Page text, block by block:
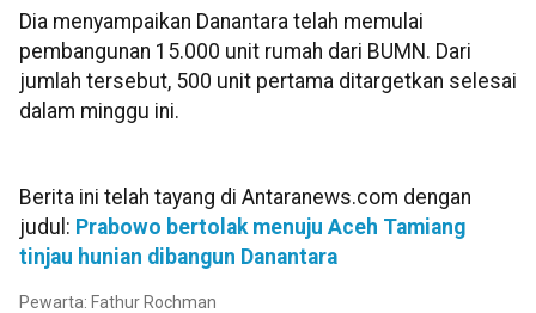
Dia menyampaikan Danantara telah memulai
pembangunan 15.000 unit rumah dari BUMN. Dari
jumlah tersebut, 500 unit pertama ditargetkan selesai
dalam minggu ini.
Berita ini telah tayang di Antaranews.com dengan
judul: Prabowo bertolak menuju Aceh Tamiang
tinjau hunian dibangun Danantara
Pewarta: Fathur Rochman